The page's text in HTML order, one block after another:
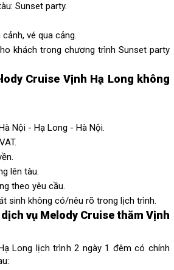
Sunset party.
vé qua cảng.
khách trong chương trình Sunset party
Cruise Vịnh Hạ Long không
Nội - Hạ Long - Hà Nội.
lên tàu.
theo yêu cầu.
sinh không có/nêu rõ trong lịch trình.
vụ Melody Cruise thăm Vịnh
Long lịch trình 2 ngày 1 đêm có chính